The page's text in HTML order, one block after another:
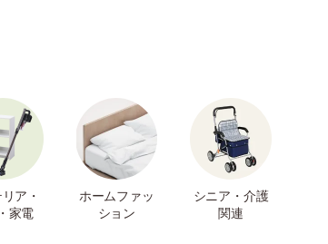
ア・
家電
ホームファッ
ション
シニア・介護
関連